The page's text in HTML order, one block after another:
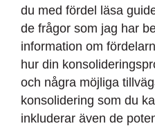
du med fördel läsa
de frågor som jag har
information om
hur din
och några möjliga
konsolidering som du
inkluderar även de